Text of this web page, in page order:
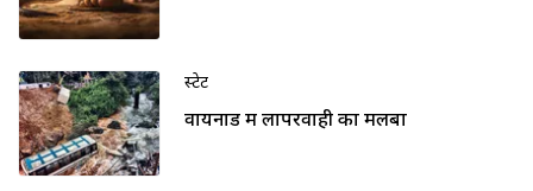
स्टेट
वायनाड में लापरवाही का मलबा